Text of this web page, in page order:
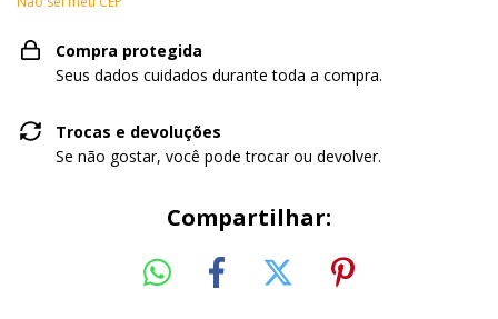
Compra protegida
Seus dados cuidados durante toda a compra.
Trocas e devoluções
Se não gostar, você pode trocar ou devolver.
Compartilhar: